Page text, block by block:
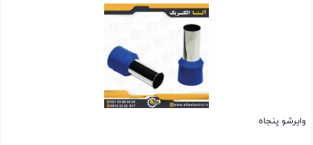
وایرشو پنجاه